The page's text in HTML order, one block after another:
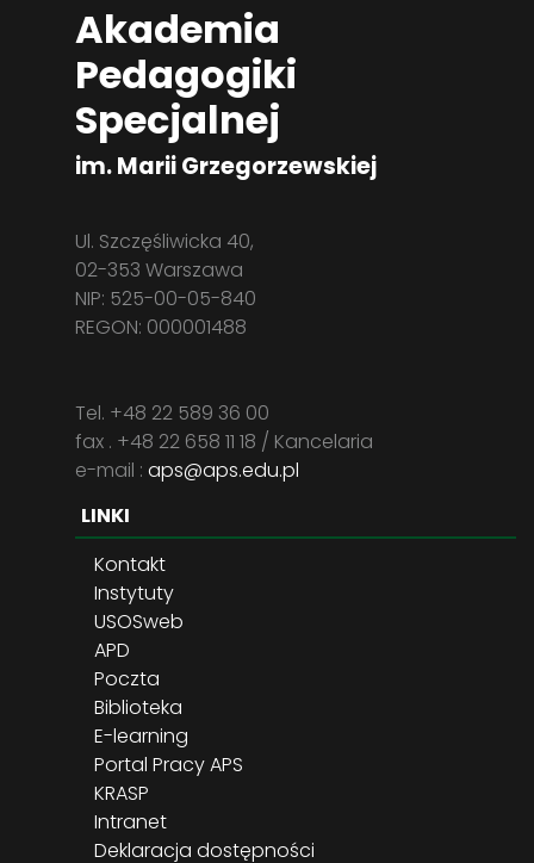
Akademia
Pedagogiki
Specjalnej
im. Marii Grzegorzewskiej
Ul. Szczęśliwicka 40,
02-353 Warszawa
NIP: 525-00-05-840
REGON: 000001488
Tel. +48 22 589 36 00
fax . +48 22 658 11 18 / Kancelaria
e-mail : aps@aps.edu.pl
LINKI
Kontakt
Instytuty
USOSweb
APD
Poczta
Biblioteka
E-learning
Portal Pracy APS
KRASP
Intranet
Deklaracja dostępności